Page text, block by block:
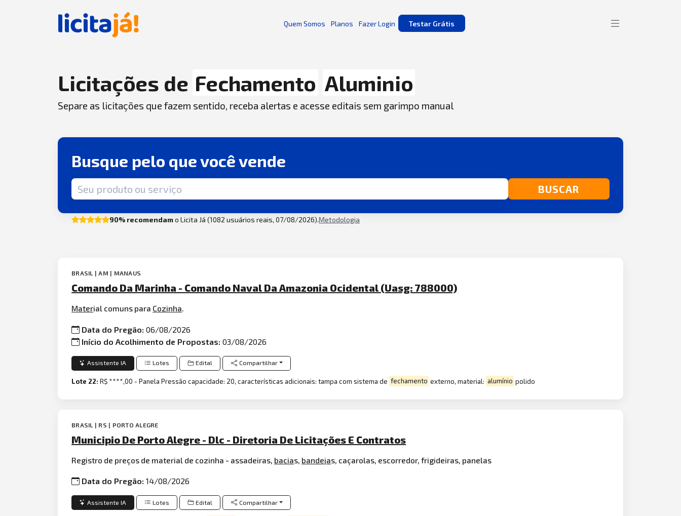
Quem Somos Planos Fazer Login Testar Grátis
Licitações de Fechamento Aluminio
Separe as licitações que fazem sentido, receba alertas e acesse editais sem garimpo manual
Busque pelo que você vende
Termo de busca BUSCAR
90% recomendamo Licita Já (1082 usuários reais, 07/08/2026).Metodologia
BRASIL | AM | MANAUS
Comando Da Marinha - Comando Naval Da Amazonia Ocidental (Uasg: 788000)
Material comuns para Cozinha.
Data do Pregão:06/08/2026
Início do Acolhimento de Propostas:03/08/2026
Assistente IA Lotes Edital Compartilhar
Lote 22:R$ ****,00 - Panela Pressão capacidade: 20, características adicionais: tampa com sistema de fechamento externo, material: alumínio polido
BRASIL | RS | PORTO ALEGRE
Municipio De Porto Alegre - Dlc - Diretoria De Licitações E Contratos
Registro de preços de material de cozinha - assadeiras, bacias, bandejas, caçarolas, escorredor, frigideiras, panelas
Data do Pregão:14/08/2026
Assistente IA Lotes Edital Compartilhar